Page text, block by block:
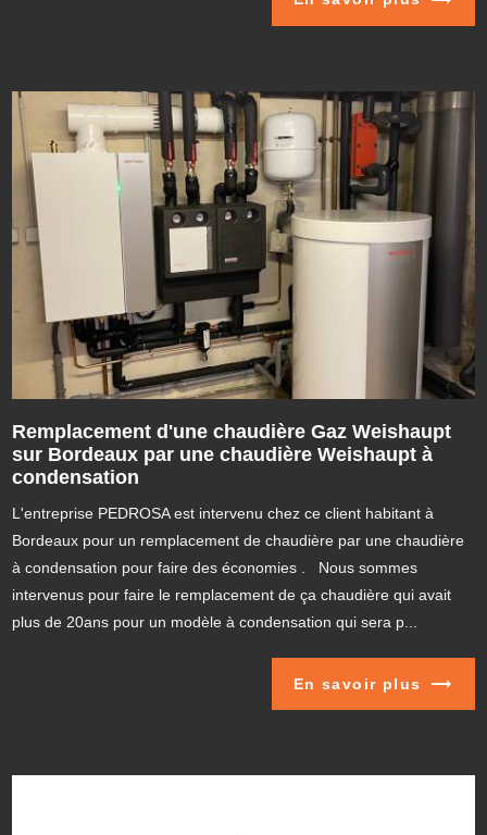
Remplacement d'une chaudière Gaz Weishaupt
sur Bordeaux par une chaudière Weishaupt à
condensation
L'entreprise PEDROSA est intervenu chez ce client habitant à
Bordeaux pour un remplacement de chaudière par une chaudière
à condensation pour faire des économies . Nous sommes
intervenus pour faire le remplacement de ça chaudière qui avait
plus de 20ans pour un modèle à condensation qui sera p...
En savoir plus